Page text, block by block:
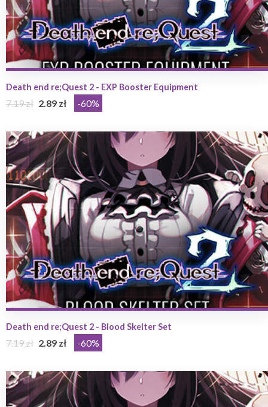
Death end re;Quest 2 - EXP Booster Equipment
7.19 zł 2.89 zł -60%
Death end re;Quest 2 - Blood Skelter Set
7.19 zł 2.89 zł -60%